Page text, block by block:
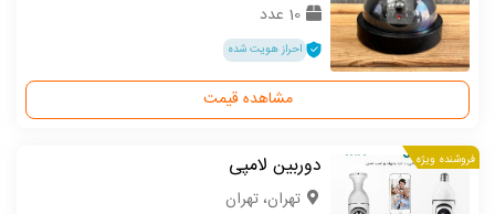
10 عدد
احراز هویت شده
مشاهده قیمت
فروشنده ویژه دوربین لامپی
تهران، تهران